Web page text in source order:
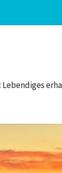
Lebendiges